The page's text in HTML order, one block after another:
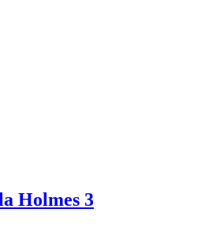
Holmes 3